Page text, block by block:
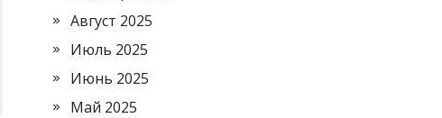
Август 2025
Июль 2025
Июнь 2025
Май 2025